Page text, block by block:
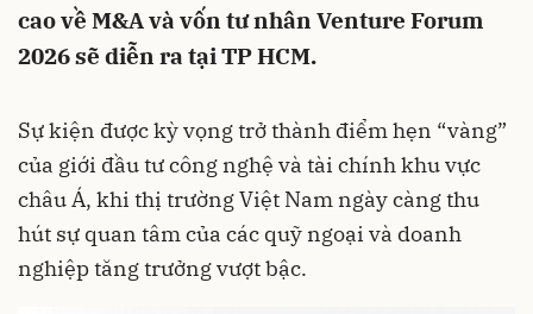
cao về M&A và vốn tư nhân Venture Forum
2026 sẽ diễn ra tại TP HCM.
Sự kiện được kỳ vọng trở thành điểm hẹn “vàng”
của giới đầu tư công nghệ và tài chính khu vực
châu Á, khi thị trường Việt Nam ngày càng thu
hút sự quan tâm của các quỹ ngoại và doanh
nghiệp tăng trưởng vượt bậc.